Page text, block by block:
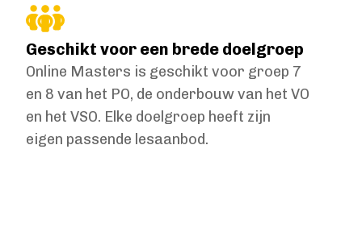
Geschikt voor een brede doelgroep
Online Masters is geschikt voor groep 7
en 8 van het PO, de onderbouw van het VO
en het VSO. Elke doelgroep heeft zijn
eigen passende lesaanbod.